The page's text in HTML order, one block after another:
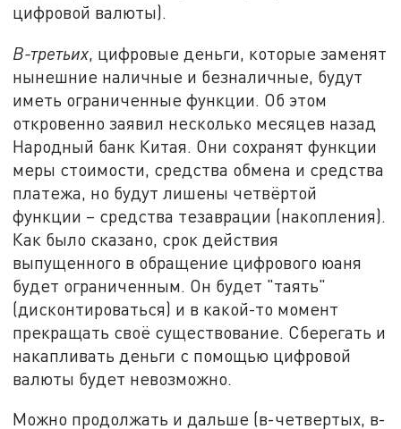
цифровой валюты).
В-третьих, цифровые деньги, которые заменят
нынешние наличные и безналичные, будут
иметь ограниченные функции. Об этом
откровенно заявил несколько месяцев назад
Народный банк Китая. Они сохранят функции
меры стоимости, средства обмена и средства
платежа, но будут лишены четвёртой
функции – средства тезаврации (накопления).
Как было сказано, срок действия
выпущенного в обращение цифрового юаня
будет ограниченным. Он будет "таять"
(дисконтироваться) и в какой-то момент
прекращать своё существование. Сберегать и
накапливать деньги с помощью цифровой
валюты будет невозможно.
Можно продолжать и дальше (в-четвертых, в-